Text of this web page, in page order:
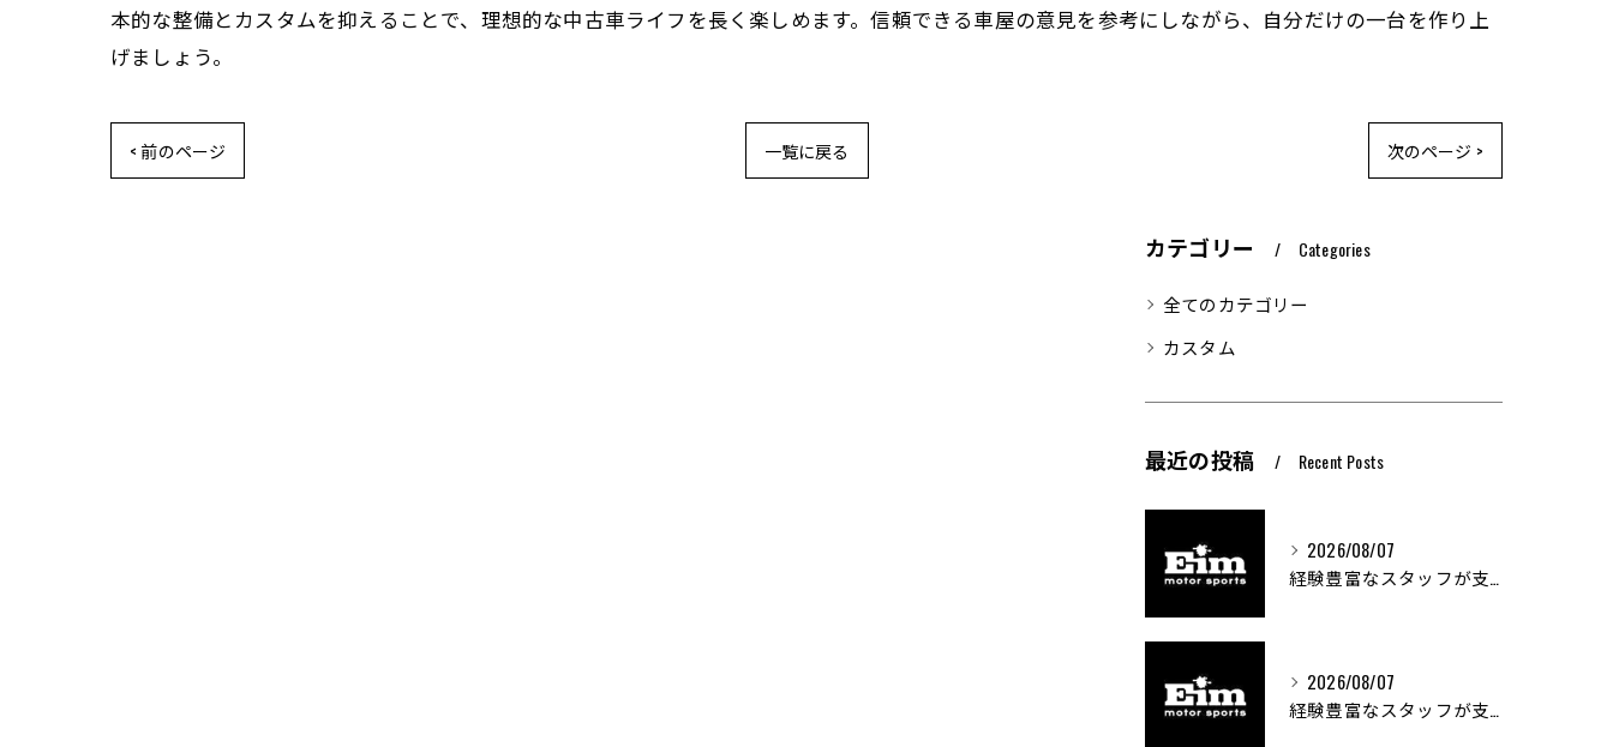
本的な整備とカスタムを抑えることで、理想的な中古車ライフを長く楽しめます。信頼できる車屋の意見を参考にしながら、自分だけの一台を作り上
げましょう。
< 前のページ 一覧に戻る 次のページ >
カテゴリー Categories
全てのカテゴリー
カスタム
最近の投稿 Recent Posts
2026/08/07
経験豊富なスタッフが支える車両カスタムの魅力
2026/08/07
経験豊富なスタッフが支える車のカスタム技術とは